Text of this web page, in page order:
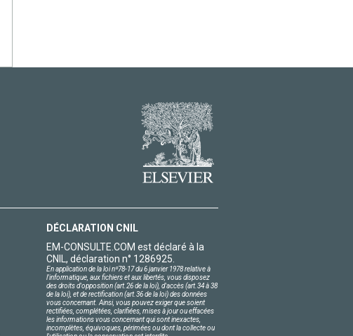
DÉCLARATION CNIL
EM-CONSULTE.COM est déclaré à la
CNIL, déclaration n° 1286925.
En application de la loi nº78-17 du 6 janvier 1978 relative à
l'informatique, aux fichiers et aux libertés, vous disposez
des droits d'opposition (art.26 de la loi), d'accès (art.34 à 38
de la loi), et de rectification (art.36 de la loi) des données
vous concernant. Ainsi, vous pouvez exiger que soient
rectifiées, complétées, clarifiées, mises à jour ou effacées
les informations vous concernant qui sont inexactes,
incomplètes, équivoques, périmées ou dont la collecte ou